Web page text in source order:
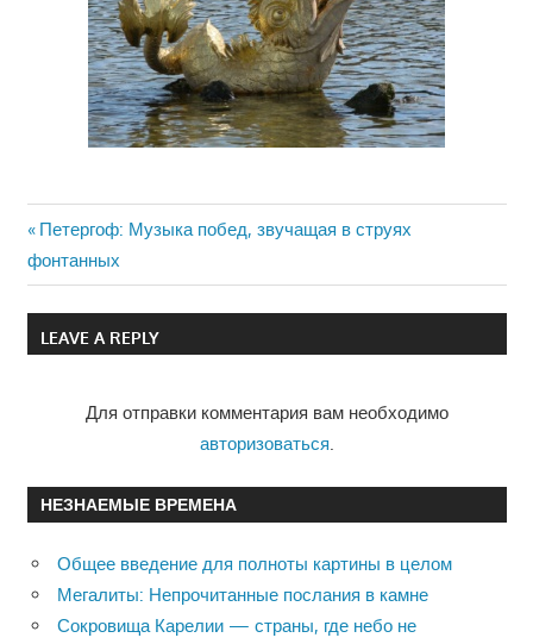
Навигация
по
записям
Previous
Post:
Петергоф: Музыка побед, звучащая в струях
фонтанных
LEAVE A REPLY
Для отправки комментария вам необходимо
авторизоваться.
НЕЗНАЕМЫЕ ВРЕМЕНА
Общее введение для полноты картины в целом
Мегалиты: Непрочитанные послания в камне
Сокровища Карелии — страны, где небо не